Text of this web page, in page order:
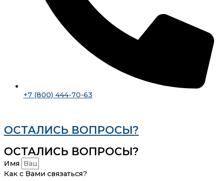
+7 (800) 444-70-63
ОСТАЛИСЬ ВОПРОСЫ?
ОСТАЛИСЬ ВОПРОСЫ?
Имя
Как с Вами связаться?